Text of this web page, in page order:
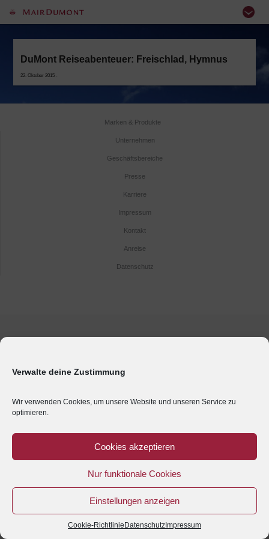
Verwalte deine Zustimmung
Wir verwenden Cookies, um unsere Website und unseren Service zu
optimieren.
Cookies akzeptieren
Nur funktionale Cookies
Einstellungen anzeigen
Cookie-Richtlinie Datenschutz Impressum
DuMont Reiseabenteuer: Freischlad, Hymnus
22. Oktober 2015 -
Marken & Produkte
Unternehmen
Geschäftsbereiche
Presse
Karriere
Impressum
Kontakt
Anreise
Datenschutz